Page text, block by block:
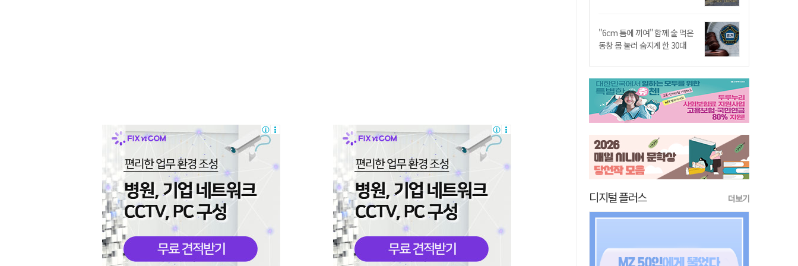
"6cm 틈에 끼여" 함께 술 먹은
동창 몸 눌러 숨지게 한 30대
디지털 플러스 더보기